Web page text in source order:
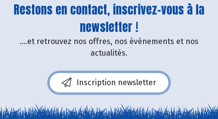
Restons en contact, inscrivez-vous à la
newsletter !
....et retrouvez nos offres, nos événements et nos
actualités.
Inscription newsletter